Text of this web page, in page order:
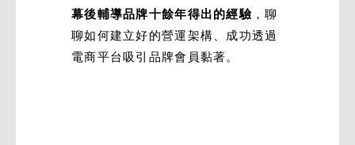
幕後輔導品牌十餘年得出的經驗，聊
聊如何建立好的營運架構、成功透過
電商平台吸引品牌會員黏著。